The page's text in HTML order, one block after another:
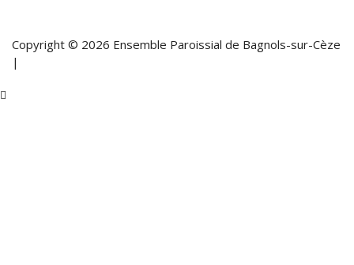
Copyright © 2026 Ensemble Paroissial de Bagnols-sur-Cèze
|